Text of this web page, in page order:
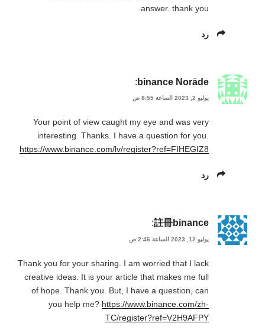
answer. thank you.
رد
binance Norāde
:
يوليو 2, 2023 الساعة 8:55 ص
Your point of view caught my eye and was very
interesting. Thanks. I have a question for you.
https://www.binance.com/lv/register?ref=FIHEGIZ8
رد
註冊binance
:
يوليو 12, 2023 الساعة 2:46 ص
Thank you for your sharing. I am worried that I lack
creative ideas. It is your article that makes me full
of hope. Thank you. But, I have a question, can
you help me? https://www.binance.com/zh-
TC/register?ref=V2H9AFPY